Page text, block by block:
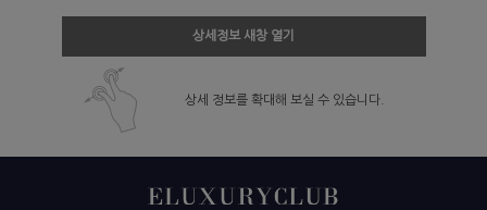
상세정보 새창 열기
상세 정보를 확대해 보실 수 있습니다.